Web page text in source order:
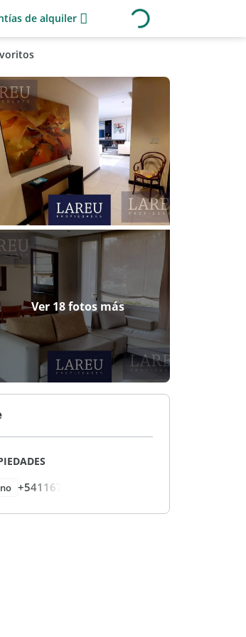
de alquiler
Ver 18 fotos más
+541167